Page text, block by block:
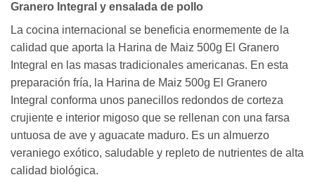
Granero Integral y ensalada de pollo
La cocina internacional se beneficia enormemente de la
calidad que aporta la Harina de Maiz 500g El Granero
Integral en las masas tradicionales americanas. En esta
preparación fría, la Harina de Maiz 500g El Granero
Integral conforma unos panecillos redondos de corteza
crujiente e interior migoso que se rellenan con una farsa
untuosa de ave y aguacate maduro. Es un almuerzo
veraniego exótico, saludable y repleto de nutrientes de alta
calidad biológica.